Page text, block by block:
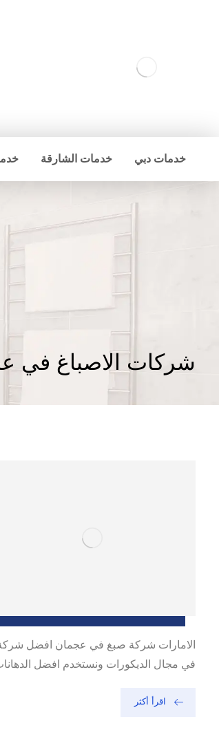
خدمات دبي خدمات الشارقة
شركات الاصباغ في
الامارات شركة صبغ في عجمان افضل شركة
في مجال الديكورات ونستخدم افضل
اقرأ أكثر